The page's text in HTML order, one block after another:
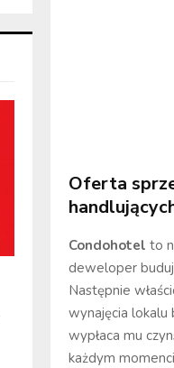
Oferta
Condohotel to
deweloper
Następnie
wynajęcia
wypłaca mu
każdym